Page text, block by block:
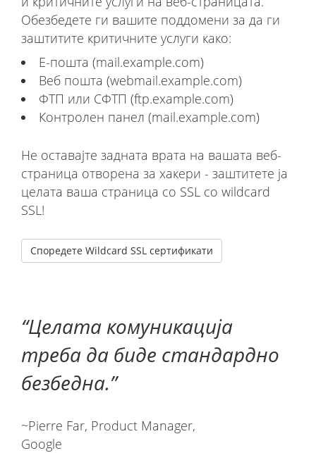
Обезбедете ги вашите поддомени за да ги
заштитите критичните услуги како:
Е-пошта (mail.example.com)
Веб пошта (webmail.example.com)
ФТП или СФТП (ftp.example.com)
Контролен панел (mail.example.com)
Не оставајте задната врата на вашата веб-
страница отворена за хакери - заштитете ја
целата ваша страница со SSL со wildcard
SSL!
Споредете Wildcard SSL сертификати
Целата комуникација
треба да биде стандардно
безбедна.
~Pierre Far, Product Manager,
Google